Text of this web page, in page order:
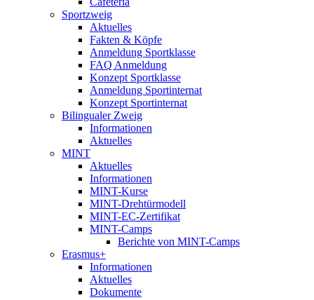
Sportzweig
Aktuelles
Fakten & Köpfe
Anmeldung Sportklasse
FAQ Anmeldung
Konzept Sportklasse
Anmeldung Sportinternat
Konzept Sportinternat
Bilingualer Zweig
Informationen
Aktuelles
MINT
Aktuelles
Informationen
MINT-Kurse
MINT-Drehtürmodell
MINT-EC-Zertifikat
MINT-Camps
Berichte von MINT-Camps
Erasmus+
Informationen
Aktuelles
Dokumente